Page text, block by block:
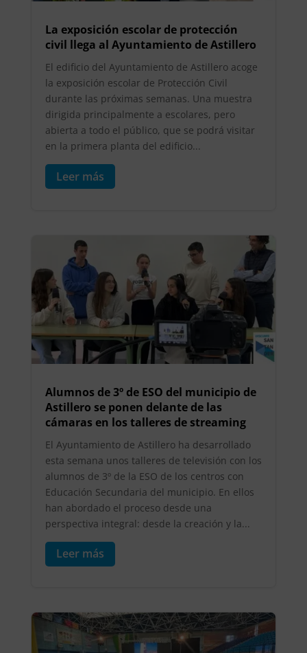
La exposición escolar de protección
civil llega al Ayuntamiento de Astillero
El edificio del Ayuntamiento de Astillero acoge
la exposición escolar de Protección Civil
durante las próximas semanas. Una muestra
dirigida principalmente a escolares, pero
abierta a todo el público, que se podrá visitar
en la primera planta del edificio...
Leer más
Alumnos de 3º de ESO del municipio de
Astillero se ponen delante de las
cámaras en los talleres de streaming
El Ayuntamiento de Astillero ha desarrollado
esta semana unos talleres de televisión con los
alumnos de 3º de la ESO de los centros con
Educación Secundaria del municipio. En ellos
han abordado el proceso desde una
perspectiva integral: desde la creación y la...
Leer más